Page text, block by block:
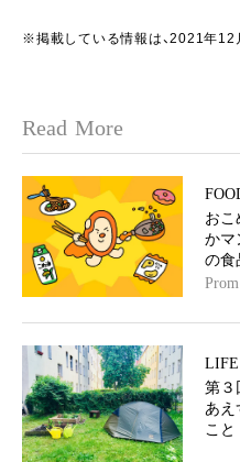
※掲載している情報は、2021年12
Read More
おこ
かマ
の食
第
あえ
こと